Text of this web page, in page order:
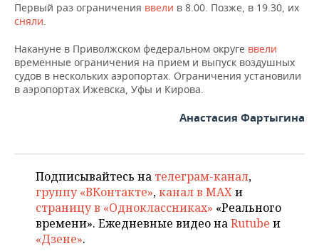
ВОЛЕЙБОЛ
КИБЕРСПОРТ
ФИГУРНОЕ КАТАНИЕ
ИСТОРИЯ
КУЛЬТУРА
МЕДИЦИНА
СПИСОК ПЕРСОН
СПИСОК КОМПАНИЙ
Первый раз ограничения ввели в 8.00. Позже, в 19.30, их
сняли.
Накануне в Приволжском федеральном округе ввели
временные ограничения на прием и выпуск воздушных
судов в нескольких аэропортах. Ограничения установили
в аэропортах Ижевска, Уфы и Кирова.
Анастасия Фартыгина
Подписывайтесь на телеграм-канал,
группу «ВКонтакте»,канал в MAXи
страницу в «Одноклассниках» «Реального
времени». Ежедневные видео наRutube и
«Дзене».